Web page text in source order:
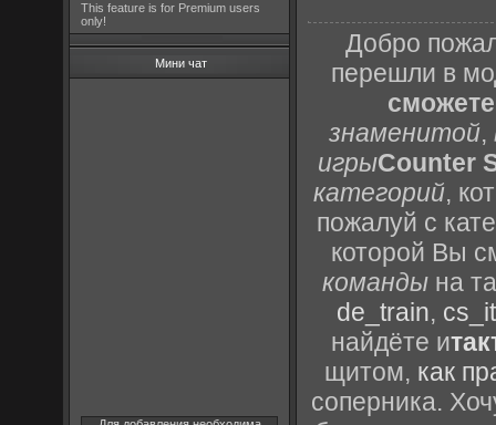
This feature is for Premium users
only!
Мини чат
Добро
перешли в
знаменитой,
игрыCounter
категорий,
пожалуй с
которой Вы
команды на
de_train,
найдёте и
щитом, как
соперника.